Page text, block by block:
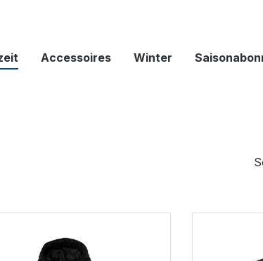
Accessoires Winter